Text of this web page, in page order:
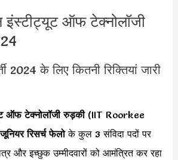
इंस्टीट्यूट ऑफ टेक्नोलॉजी
2024 के लिए कितनी रिक्तियां जारी
ऑफ टेक्नोलॉजी रुड़की(IIT Roorkee
रिसर्च फेलोके कुल 3 संविदा पदों पर
और इच्छुक उम्मीदवारों को आमंत्रित कर रहा